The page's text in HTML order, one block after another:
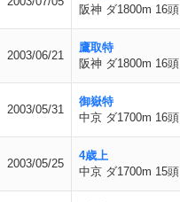
阪神 ダ1800m 16頭
2003/06/21
鷹取特
阪神 ダ1800m 16頭
2003/05/31
御嶽特
中京 ダ1700m 16頭
2003/05/25
4歳上
中京 ダ1700m 15頭